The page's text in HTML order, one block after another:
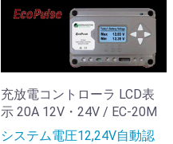
充放電コントローラ LCD表
示 20A 12V・24V / EC-20M
システム電圧12,24V自動認